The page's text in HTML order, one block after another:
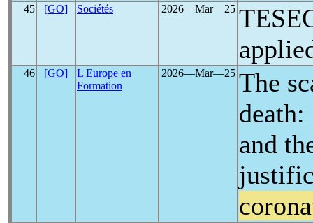
45 [GO] Sociétés 2026―Mar―25
46 [GO]
L Europe en
Formation
2026―Mar―25 The
death:
and